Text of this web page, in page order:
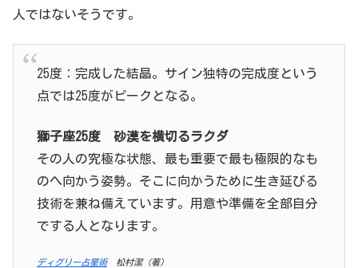
人ではないそうです。
25度：完成した結晶。サイン独特の完成度という
点では25度がピークとなる。
獅子座25度 砂漠を横切るラクダ
その人の究極な状態、最も重要で最も極限的なも
のへ向かう姿勢。そこに向かうために生き延びる
技術を兼ね備えています。用意や準備を全部自分
でする人となります。
ディグリー占星術松村潔（著）